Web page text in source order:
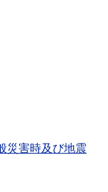
災害時及び地震